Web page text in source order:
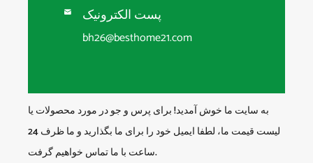
 پست الکترونیک
bh26@besthome21.com
به سایت ما خوش آمدید! برای پرس و جو در مورد محصولات یا
لیست قیمت ما، لطفا ایمیل خود را برای ما بگذارید و ما ظرف 24
ساعت با ما تماس خواهیم گرفت.